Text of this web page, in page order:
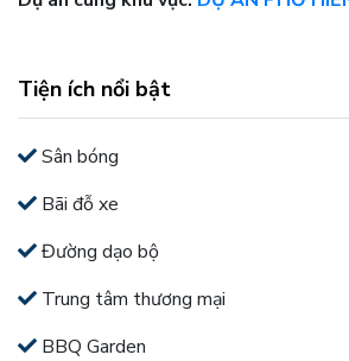
Tiện ích nổi bật
Sân bóng
Bãi đỗ xe
Đường dạo bộ
Trung tâm thương mại
BBQ Garden